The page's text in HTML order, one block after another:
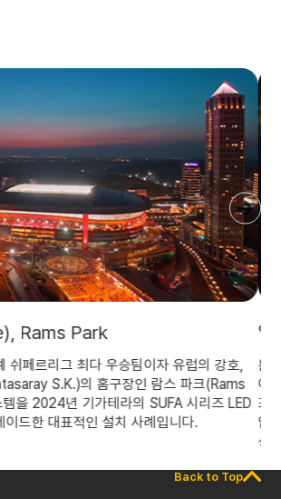
경마장
년 일본 이와테현에 위치한 모리오카 경마장의
을 위해, 기가테라의 세계 최고 수준 LED 스포
하여 말과 기수의 안전을 최우선으로 확보하고
율을 달성한 대표적인 경마장 조명 엔지니어링
Back to Top